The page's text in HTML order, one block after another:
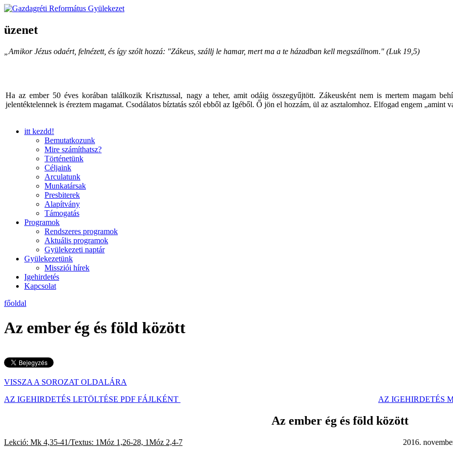
üzenet
„Amikor Jézus odaért, felnézett, és így szólt hozzá: "Zákeus, szállj le hamar, mert ma a te házadban kell megszállnom." (Luk 19,5)
Ha az ember 50 éves korában találkozik Krisztussal, nagy a teher, amit odáig összegyűjtött. Zákeusként nem is mertem magam
jelentéktelennek is éreztem magamat. Csodálatos bíztatás szól ebből az Igéből. Ő jön el hozzám, ül az asztalomhoz. Elfogad engem „amint
itt kezdd!
Bemutatkozunk
Mire számíthatsz?
Történetünk
Céljaink
Arculatunk
Munkatársak
Presbiterek
Alapítvány
Támogatás
Programok
Rendszeres programok
Aktuális programok
Gyülekezeti naptár
Gyülekezetünk
Missziói hírek
Igehirdetés
Kapcsolat
főoldal
Az ember ég és föld között
VISSZA A SOROZAT OLDALÁRA
AZ IGEHIRDETÉS LETÖLTÉSE PDF FÁJLKÉNT
AZ IGEHIRDETÉS
Az ember ég és föld között
Lekció: Mk 4,35-41/Textus: 1Móz 1,26-28, 1Móz 2,4-7 2016. november